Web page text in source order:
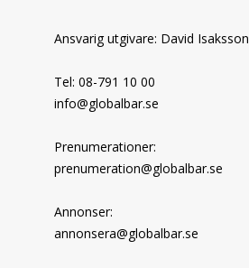
Ansvarig utgivare: David Isaksson
Tel: 08-791 10 00
info@globalbar.se
Prenumerationer:
prenumeration@globalbar.se
Annonser:
annonsera@globalbar.se